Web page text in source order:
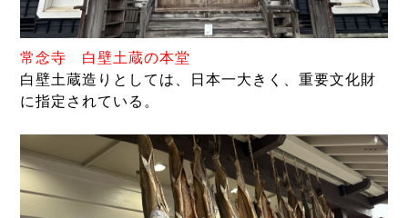
常念寺 白壁土蔵の本堂
白壁土蔵造りとしては、日本一大きく、重要文化財
に指定されている。